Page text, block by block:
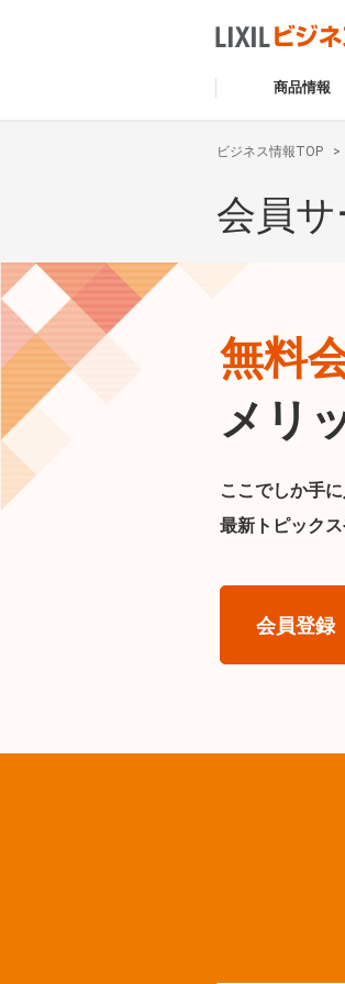
商品情報
ビジネス情報TOP
会員
無料
メリ
ここでしか手
最新トピック
会員登録